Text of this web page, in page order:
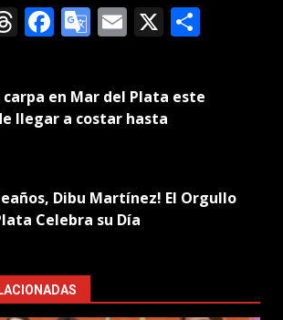
Threads
Facebook
Google
Email
X
en Mar del Plata este
llegar a costar hasta
Dibu Martínez! El Orgullo
Celebra su Día